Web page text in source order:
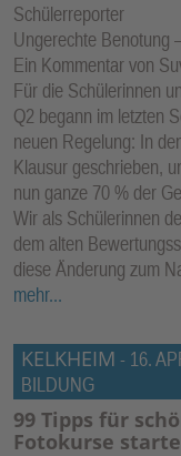
Schülerreporter
Ungerechte Benotung
Ein Kommentar von
Für die Schülerinnen
Q2 begann im letzten
neuen Regelung: In
Klausur geschrieben,
nun ganze 70 % der
Wir als Schülerinnen
dem alten
diese Änderung zum
mehr...
KELKHEIM - 16.
BILDUNG
99 Tipps für
Fotokurse